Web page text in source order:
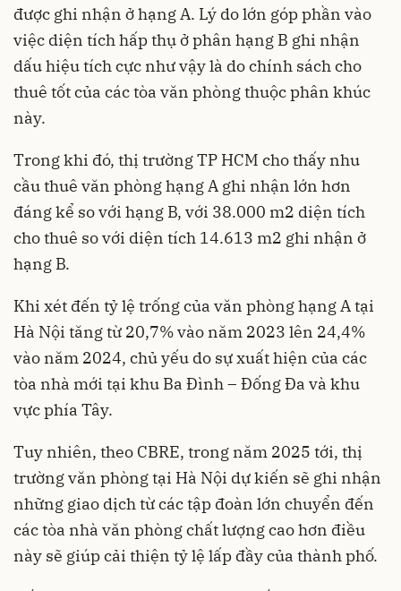
được ghi nhận ở hạng A. Lý do lớn góp phần vào
việc diện tích hấp thụ ở phân hạng B ghi nhận
dấu hiệu tích cực như vậy là do chính sách cho
thuê tốt của các tòa văn phòng thuộc phân khúc
này.
Trong khi đó, thị trường TP HCM cho thấy nhu
cầu thuê văn phòng hạng A ghi nhận lớn hơn
đáng kể so với hạng B, với 38.000 m2 diện tích
cho thuê so với diện tích 14.613 m2 ghi nhận ở
hạng B.
Khi xét đến tỷ lệ trống của văn phòng hạng A tại
Hà Nội tăng từ 20,7% vào năm 2023 lên 24,4%
vào năm 2024, chủ yếu do sự xuất hiện của các
tòa nhà mới tại khu Ba Đình – Đống Đa và khu
vực phía Tây.
Tuy nhiên, theo CBRE, trong năm 2025 tới, thị
trường văn phòng tại Hà Nội dự kiến sẽ ghi nhận
những giao dịch từ các tập đoàn lớn chuyển đến
các tòa nhà văn phòng chất lượng cao hơn điều
này sẽ giúp cải thiện tỷ lệ lấp đầy của thành phố.